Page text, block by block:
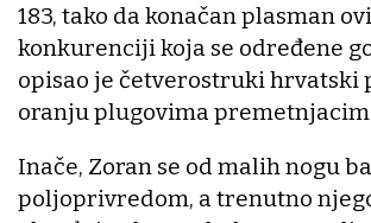
183, tako da konačan plasman
konkurenciji koja se određene
opisao je četverostruki hrvatski
oranju plugovima
Inače, Zoran se od malih nogu
poljoprivredom, a trenutno